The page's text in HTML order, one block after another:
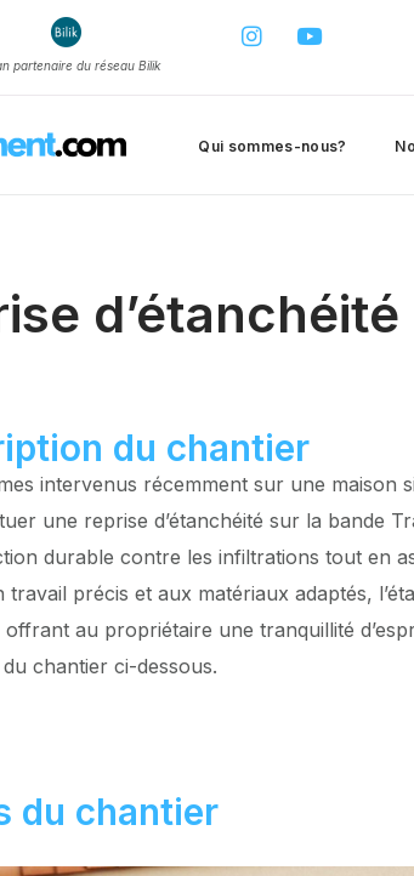
partenaire du réseau Bilik
Qui sommes-nous?
du chantier
intervenus récemment sur une maison
une reprise d’étanchéité sur la bande
durable contre les infiltrations tout en
travail précis et aux matériaux adaptés,
au propriétaire une tranquillité
chantier ci-dessous.
du chantier